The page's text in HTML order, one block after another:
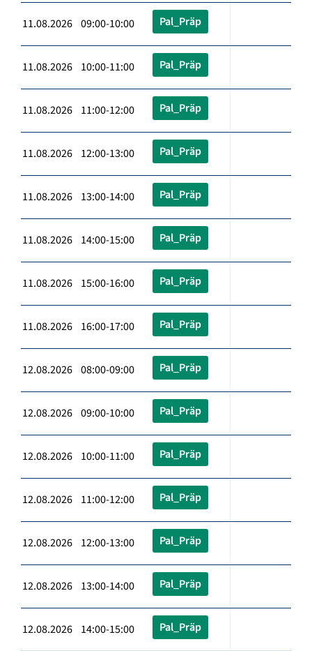
11.08.2026 09:00-10:00 Pal_Präp
11.08.2026 10:00-11:00 Pal_Präp
11.08.2026 11:00-12:00 Pal_Präp
11.08.2026 12:00-13:00 Pal_Präp
11.08.2026 13:00-14:00 Pal_Präp
11.08.2026 14:00-15:00 Pal_Präp
11.08.2026 15:00-16:00 Pal_Präp
11.08.2026 16:00-17:00 Pal_Präp
12.08.2026 08:00-09:00 Pal_Präp
12.08.2026 09:00-10:00 Pal_Präp
12.08.2026 10:00-11:00 Pal_Präp
12.08.2026 11:00-12:00 Pal_Präp
12.08.2026 12:00-13:00 Pal_Präp
12.08.2026 13:00-14:00 Pal_Präp
12.08.2026 14:00-15:00 Pal_Präp